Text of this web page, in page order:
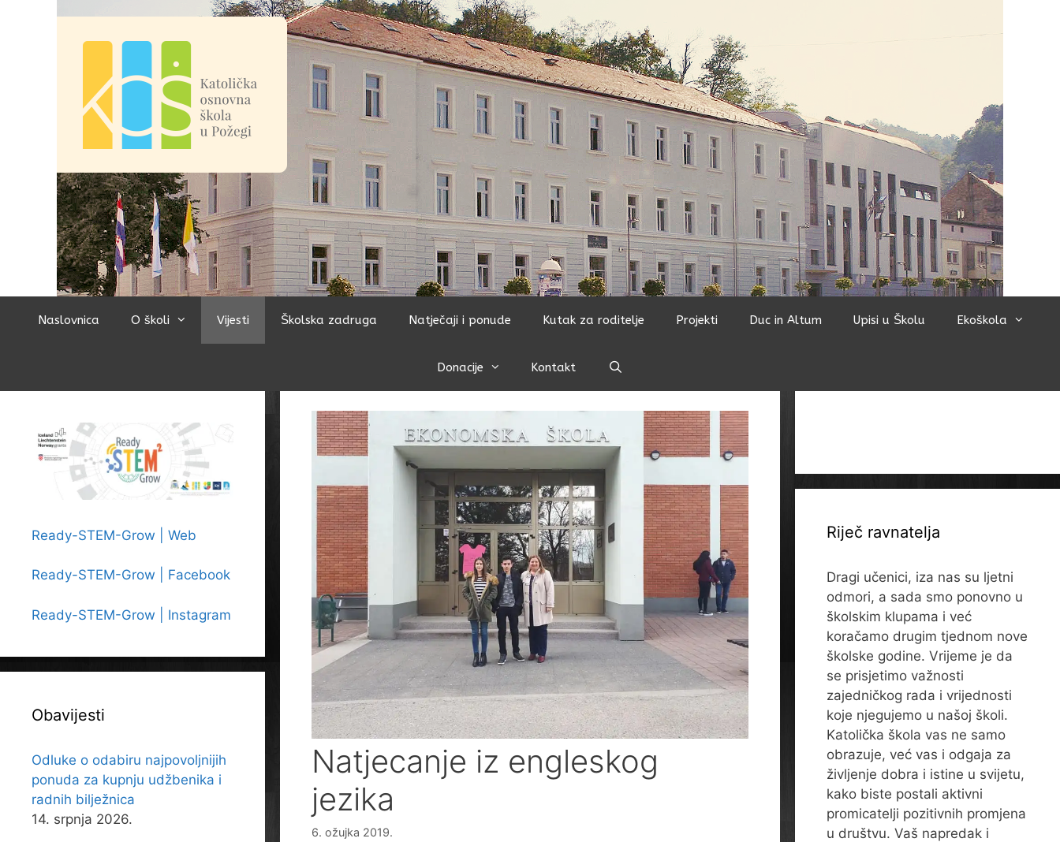
Naslovnica O školi Vijesti Školska zadruga Natječaji i ponude Kutak za roditelje Projekti Duc in Altum Upisi u Školu Ekoškola
Donacije Kontakt
Natjecanje iz engleskog
jezika
6. ožujka 2019.
Ready-STEM-Grow | Web
Ready-STEM-Grow | Facebook
Ready-STEM-Grow | Instagram
Obavijesti
Odluke o odabiru najpovoljnijih
ponuda za kupnju udžbenika i
radnih bilježnica
14. srpnja 2026.
Riječ ravnatelja
Dragi učenici, iza nas su ljetni
odmori, a sada smo ponovno u
školskim klupama i već
koračamo drugim tjednom nove
školske godine. Vrijeme je da
se prisjetimo važnosti
zajedničkog rada i vrijednosti
koje njegujemo u našoj školi.
Katolička škola vas ne samo
obrazuje, već vas i odgaja za
življenje dobra i istine u svijetu,
kako biste postali aktivni
promicatelji pozitivnih promjena
u društvu. Vaš napredak i